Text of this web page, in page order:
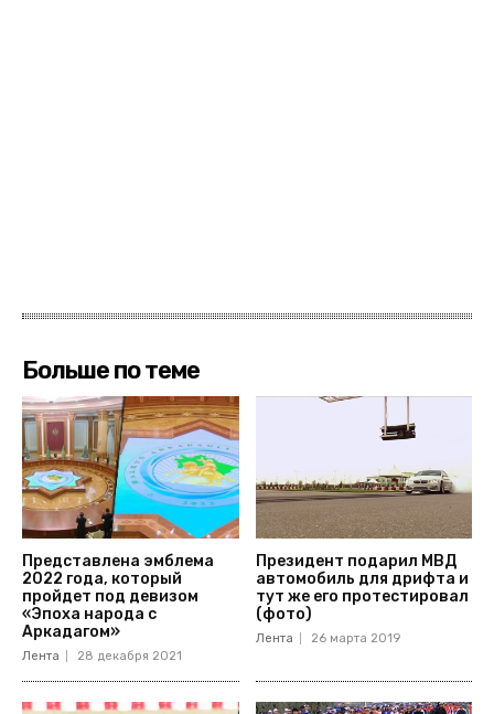
Больше по теме
Представлена эмблема
2022 года, который
пройдет под девизом
«Эпоха народа с
Аркадагом»
Лента 28 декабря 2021
Президент подарил МВД
автомобиль для дрифта и
тут же его протестировал
(фото)
Лента 26 марта 2019